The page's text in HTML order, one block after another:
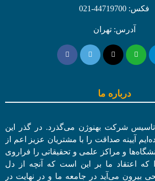
فکس: 44719700-021
آدرس: تهران
درباره ما
سال از تاسیس شرکت بهنوژن می‌گذرد. در گذر این
آیینه صداقت را با مشتریان عزیز اعم از
و مراکز علمی و تحقیقاتی را فراروی
که اعتقاد ما بر این است که آنچه از دل
بیرون می‌آید در جامعه ما و در نهایت در